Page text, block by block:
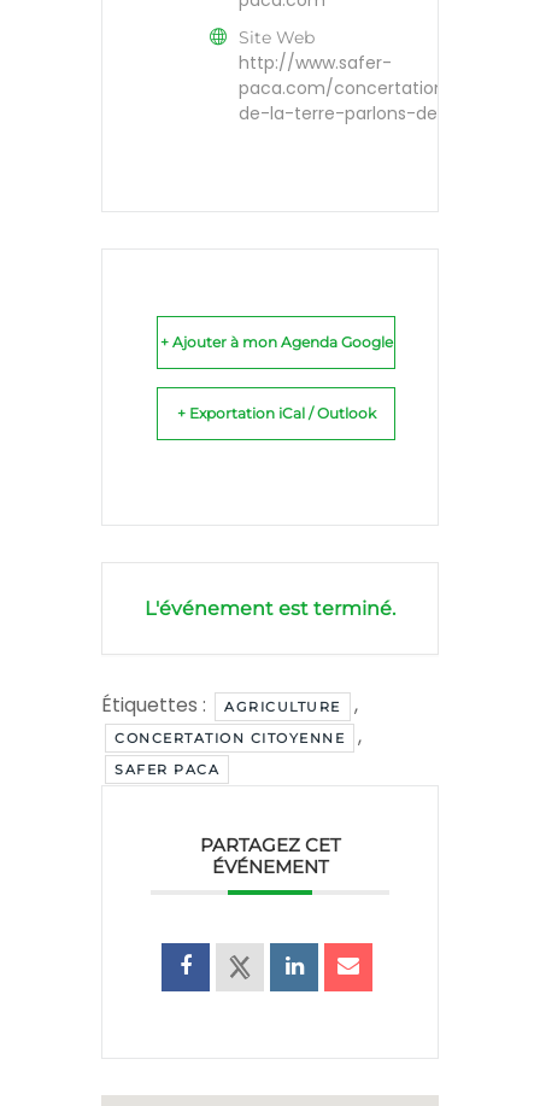
Site Web
http://www.safer-
paca.com/concertation/parlons-
de-la-terre-parlons-de-nous/
+ Ajouter à mon Agenda Google
+ Exportation iCal / Outlook
L'événement est terminé.
Étiquettes : AGRICULTURE ,
CONCERTATION CITOYENNE ,
SAFER PACA
PARTAGEZ CET
ÉVÉNEMENT